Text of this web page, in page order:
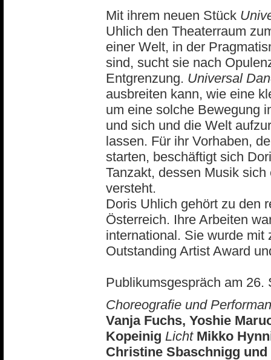
Mit ihrem neuen Stück
Uhlich den Theaterraum
einer Welt, in der
sind, sucht sie nach
Entgrenzung. Universal
ausbreiten kann, wie eine
um eine solche Bewegung
und sich und die Welt
lassen. Für ihr Vorhaben,
starten, beschäftigt sich
Tanzakt, dessen Musik
versteht.
Doris Uhlich gehört zu den
Österreich. Ihre Arbeiten
international. Sie wurde mit
Outstanding Artist Award
Publikumsgespräch am 26.
Choreografie und
Vanja Fuchs, Yoshie
Kopeinig Licht Mikko
Christine Sbaschnigg